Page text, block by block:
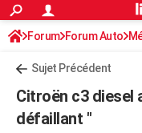
ACTUALITÉS
Politique
Société
Faits Divers
Education
Monde
Villes
+
Programme TV
TNTStreaming
Cinéma
Sorties cinéma
Musique
FINANCE
Forum Forum Auto
Sujet Précédent
Citroën c3 diesel
défaillant "